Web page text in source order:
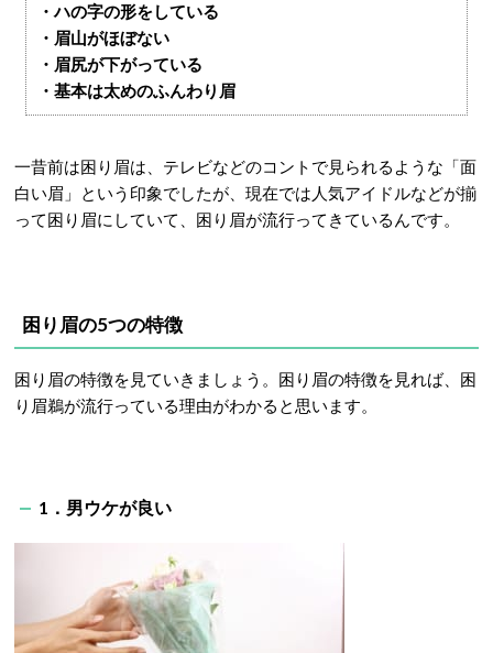
・ハの字の形をしている
・眉山がほぼない
・眉尻が下がっている
・基本は太めのふんわり眉
一昔前は困り眉は、テレビなどのコントで見られるような「面
白い眉」という印象でしたが、現在では人気アイドルなどが揃
って困り眉にしていて、困り眉が流行ってきているんです。
困り眉の5つの特徴
困り眉の特徴を見ていきましょう。困り眉の特徴を見れば、困
り眉鵜が流行っている理由がわかると思います。
1．男ウケが良い